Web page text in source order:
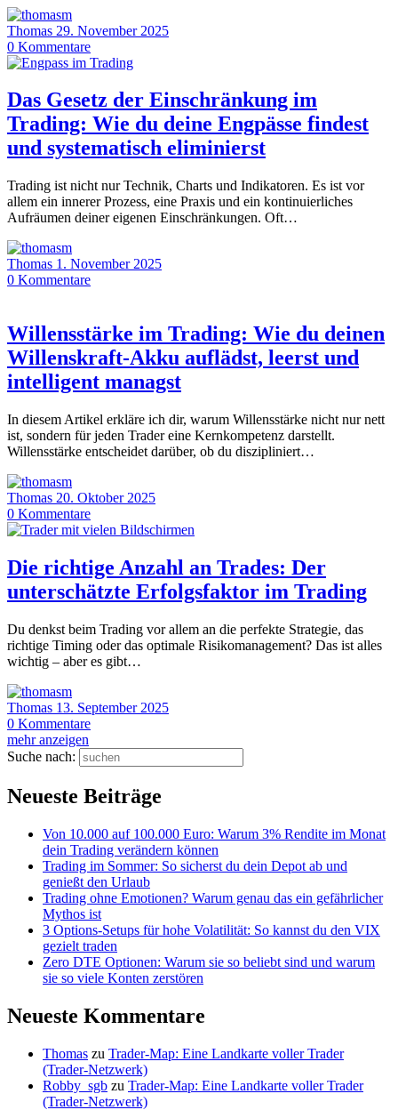
Thomas 29. November 2025
0 Kommentare
Das Gesetz der Einschränkung im
Trading: Wie du deine Engpässe findest
und systematisch eliminierst
Trading ist nicht nur Technik, Charts und Indikatoren. Es ist vor
allem ein innerer Prozess, eine Praxis und ein kontinuierliches
Aufräumen deiner eigenen Einschränkungen. Oft…
Thomas 1. November 2025
0 Kommentare
Willensstärke im Trading: Wie du deinen
Willenskraft-Akku auflädst, leerst und
intelligent managst
In diesem Artikel erkläre ich dir, warum Willensstärke nicht nur nett
ist, sondern für jeden Trader eine Kernkompetenz darstellt.
Willensstärke entscheidet darüber, ob du diszipliniert…
Thomas 20. Oktober 2025
0 Kommentare
Die richtige Anzahl an Trades: Der
unterschätzte Erfolgsfaktor im Trading
Du denkst beim Trading vor allem an die perfekte Strategie, das
richtige Timing oder das optimale Risikomanagement? Das ist alles
wichtig – aber es gibt…
Thomas 13. September 2025
0 Kommentare
mehr anzeigen
Suche nach:
Neueste Beiträge
Von 10.000 auf 100.000 Euro: Warum 3% Rendite im Monat
dein Trading verändern können
Trading im Sommer: So sicherst du dein Depot ab und
genießt den Urlaub
Trading ohne Emotionen? Warum genau das ein gefährlicher
Mythos ist
3 Options-Setups für hohe Volatilität: So kannst du den VIX
gezielt traden
Zero DTE Optionen: Warum sie so beliebt sind und warum
sie so viele Konten zerstören
Neueste Kommentare
Thomas zu Trader-Map: Eine Landkarte voller Trader
(Trader-Netzwerk)
Robby_sgb zu Trader-Map: Eine Landkarte voller Trader
(Trader-Netzwerk)